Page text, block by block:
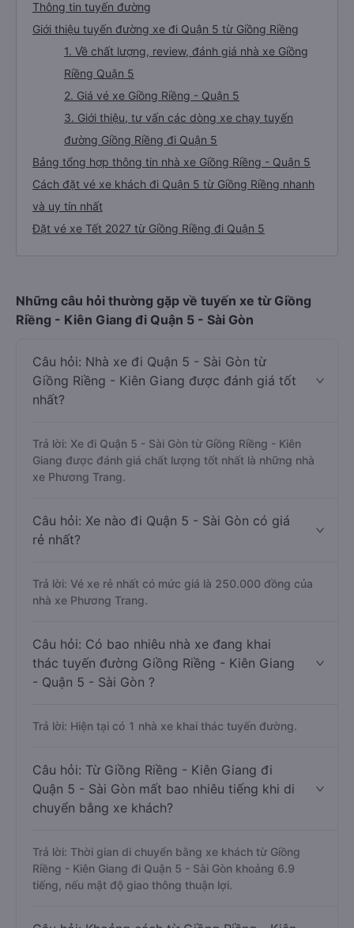
Thông tin tuyến đường
Giới thiệu tuyến đường xe đi Quận 5 từ Giồng Riềng
1. Về chất lượng, review, đánh giá nhà xe Giồng
Riềng Quận 5
2. Giá vé xe Giồng Riềng - Quận 5
3. Giới thiệu, tư vấn các dòng xe chạy tuyến
đường Giồng Riềng đi Quận 5
Bảng tổng hợp thông tin nhà xe Giồng Riềng - Quận 5
Cách đặt vé xe khách đi Quận 5 từ Giồng Riềng nhanh
và uy tín nhất
Đặt vé xe Tết 2027 từ Giồng Riềng đi Quận 5
Những câu hỏi thường gặp về tuyến xe từ Giồng
Riềng - Kiên Giang đi Quận 5 - Sài Gòn
Câu hỏi: Nhà xe đi Quận 5 - Sài Gòn từ
Giồng Riềng - Kiên Giang được đánh giá tốt
nhất?
Trả lời: Xe đi Quận 5 - Sài Gòn từ Giồng Riềng - Kiên
Giang được đánh giá chất lượng tốt nhất là những nhà
xe Phương Trang.
Câu hỏi: Xe nào đi Quận 5 - Sài Gòn có giá
rẻ nhất?
Trả lời: Vé xe rẻ nhất có mức giá là 250.000 đồng của
nhà xe Phương Trang.
Câu hỏi: Có bao nhiêu nhà xe đang khai
thác tuyến đường Giồng Riềng - Kiên Giang
- Quận 5 - Sài Gòn ?
Trả lời: Hiện tại có 1 nhà xe khai thác tuyến đường.
Câu hỏi: Từ Giồng Riềng - Kiên Giang đi
Quận 5 - Sài Gòn mất bao nhiêu tiếng khi di
chuyển bằng xe khách?
Trả lời: Thời gian di chuyển bằng xe khách từ Giồng
Riềng - Kiên Giang đi Quận 5 - Sài Gòn khoảng 6.9
tiếng, nếu mật độ giao thông thuận lợi.